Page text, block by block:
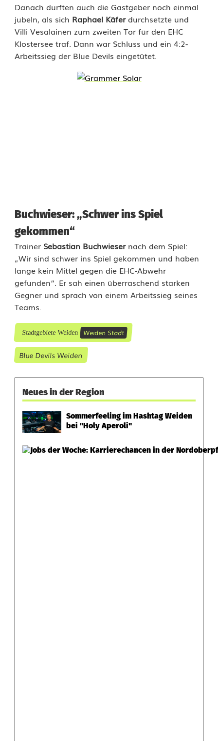
m
S
c
h
h
t
Danach durften auch die Gastgeber noch einmal
jubeln, als sich Raphael Käferdurchsetzte und
Villi Vesalainen zum zweiten Tor für den EHC
Klostersee traf. Dann war Schluss und ein 4:2-
Arbeitssieg der Blue Devils eingetütet.
Buchwieser: „Schwer ins Spiel
gekommen“
Trainer Sebastian Buchwiesernach dem Spiel:
„Wir sind schwer ins Spiel gekommen und haben
lange kein Mittel gegen die EHC-Abwehr
gefunden“. Er sah einen überraschend starken
Gegner und sprach von einem Arbeitssieg seines
Teams.
Stadtgebiete Weiden Weiden Stadt
Blue Devils Weiden
Neues in der Region
Sommerfeeling im Hashtag Weiden
bei "Holy Aperoli"